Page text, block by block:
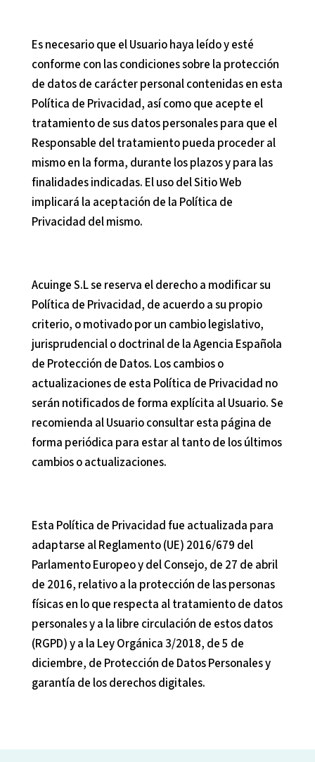
Es necesario que el Usuario haya leído y esté
conforme con las condiciones sobre la protección
de datos de carácter personal contenidas en esta
Política de Privacidad, así como que acepte el
tratamiento de sus datos personales para que el
Responsable del tratamiento pueda proceder al
mismo en la forma, durante los plazos y para las
finalidades indicadas. El uso del Sitio Web
implicará la aceptación de la Política de
Privacidad del mismo.
Acuinge S.Lse reserva el derecho a modificar su
Política de Privacidad, de acuerdo a su propio
criterio, o motivado por un cambio legislativo,
jurisprudencial o doctrinal de la Agencia Española
de Protección de Datos. Los cambios o
actualizaciones de esta Política de Privacidad no
serán notificados de forma explícita al Usuario. Se
recomienda al Usuario consultar esta página de
forma periódica para estar al tanto de los últimos
cambios o actualizaciones.
Esta Política de Privacidad fue actualizada para
adaptarse al Reglamento (UE) 2016/679 del
Parlamento Europeo y del Consejo, de 27 de abril
de 2016, relativo a la protección de las personas
físicas en lo que respecta al tratamiento de datos
personales y a la libre circulación de estos datos
(RGPD) y a la Ley Orgánica 3/2018, de 5 de
diciembre, de Protección de Datos Personales y
garantía de los derechos digitales.